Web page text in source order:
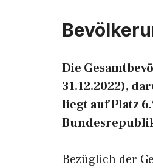
Die
31.12.2022),
liegt auf Platz
Bezüglich der